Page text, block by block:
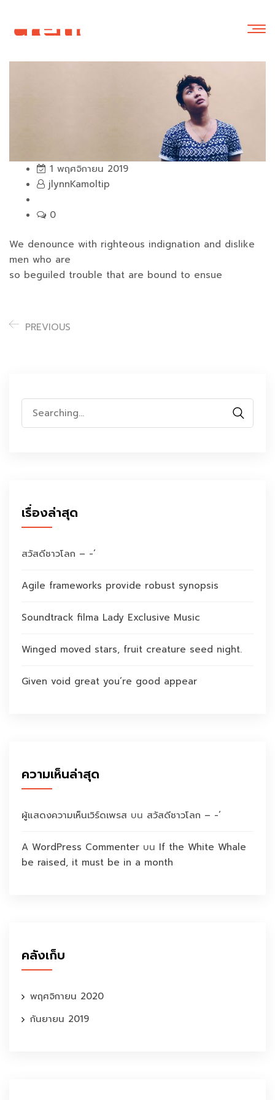
1 พฤศจิกายน 2019
jlynnKamoltip
0
We denounce with righteous indignation and dislike
men who are
so beguiled trouble that are bound to ensue
PREVIOUS
for:
เรื่องล่าสุด
สวัสดีชาวโลก – -‘
Agile frameworks provide robust synopsis
Soundtrack filma Lady Exclusive Music
Winged moved stars, fruit creature seed night.
Given void great you’re good appear
ความเห็นล่าสุด
ผู้แสดงความเห็นเวิร์ดเพรส บน สวัสดีชาวโลก – -‘
A WordPress Commenter บน If the White Whale
be raised, it must be in a month
คลังเก็บ
พฤศจิกายน 2020
กันยายน 2019